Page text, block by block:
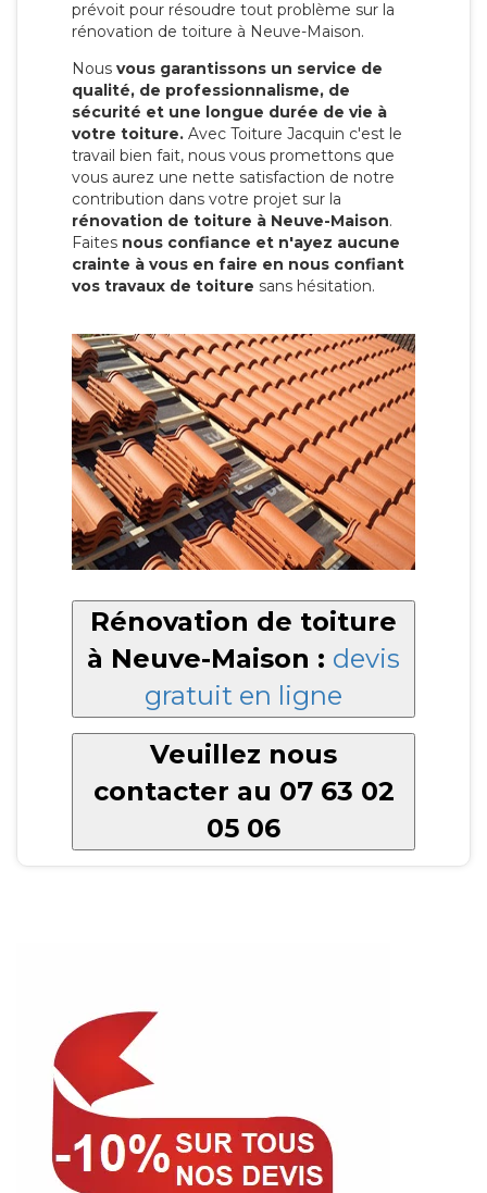
prévoit pour résoudre tout problème sur la
rénovation de toiture à Neuve-Maison.
Nous vous garantissons un service de
qualité, de professionnalisme, de
sécurité et une longue durée de vie à
votre toiture. Avec Toiture Jacquin c'est le
travail bien fait, nous vous promettons que
vous aurez une nette satisfaction de notre
contribution dans votre projet sur la
rénovation de toiture à Neuve-Maison.
Faites nous confiance et n'ayez aucune
crainte à vous en faire en nous confiant
vos travaux de toiture sans hésitation.
Rénovation de toiture
à Neuve-Maison : devis
gratuit en ligne
Veuillez nous
contacter au 07 63 02
05 06